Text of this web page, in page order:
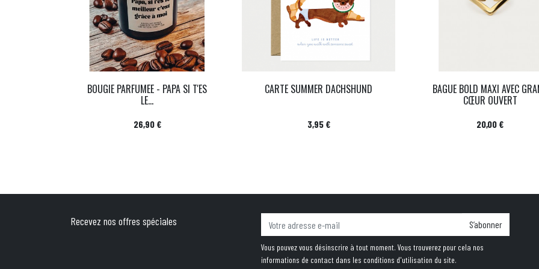
BOUGIE PARFUMEE - PAPA SI T'ES
LE...
Prix
26,90 €
CARTE SUMMER DACHSHUND
Prix
3,95 €
BAGUE BOLD MAXI AVEC
CŒUR OUVERT
Prix
20,00 €
Recevez nos offres spéciales S’abonner
Vous pouvez vous désinscrire à tout moment. Vous trouverez pour cela nos
informations de contact dans les conditions d'utilisation du site.